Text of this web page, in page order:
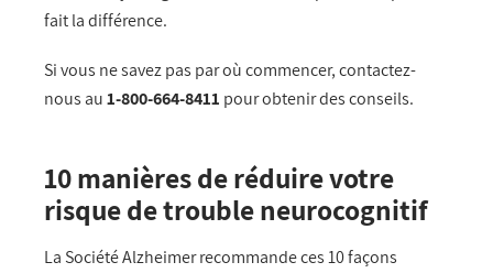
fait la différence.
Si vous ne savez pas par où commencer, contactez-
nous au1-800-664-8411 pour obtenir des conseils.
10 manières de réduire votre
risque de trouble neurocognitif
La Société Alzheimer recommande ces 10 façons